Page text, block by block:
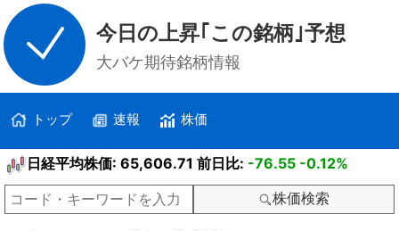
今日の上昇｢この銘柄｣予想
大バケ期待銘柄情報
トップ 速報 株価
日経平均株価: 65,606.71 前日比: -76.55 -0.12%
株価検索